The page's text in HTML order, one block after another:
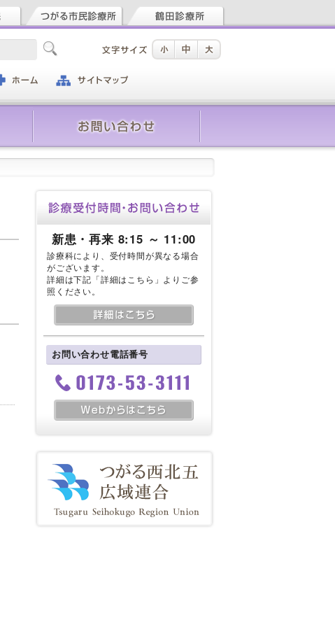
新患・再来 8:15 ～ 11:00
診療科により、受付時間が異なる場合
がございます。
詳細は下記「詳細はこちら」よりご参
照ください。
お問い合わせ電話番号